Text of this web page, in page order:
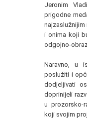
Jeronim
prigodne
najzaslužnijim
i onima koji
odgojno-
Naravno, u
poslužiti i
dodjeljivati
doprinijeli
u prozorsko-
koji svojim